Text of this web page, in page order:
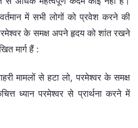
में सभी लोगों को प्रवेश करने की
के समक्ष अपने हृदय को शांत रखने
मार्ग हैं :
मामलों से हटा लो, परमेश्वर के समक्ष
ध्यान परमेश्वर से प्रार्थना करने में